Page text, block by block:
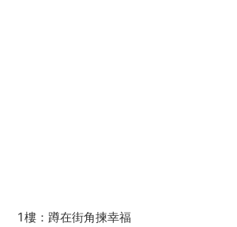
1樓：蹲在街角揀幸福